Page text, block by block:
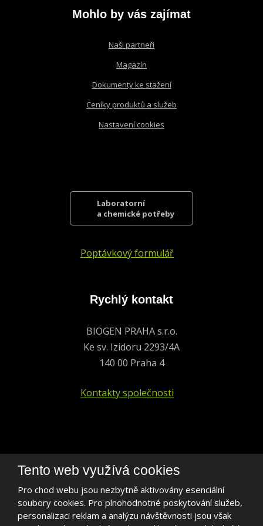
odeslat.
Mohlo by vás zajímat
Naši partneři
Magazín
Dokumenty ke stažení
Ceníky produktů a služeb
Nastavení cookies
Laboratorní
a chemické potřeby
Poptávkový formulář
Rychlý kontakt
BIOGEN PRAHA s.r.o.
Ke sv. Izidoru 2293/4A
140 00 Praha 4
Kontakty společnosti
biogen@biogen.cz
LinkedIn
Tento web využívá cookies
Pro chod webu jsou nezbytně aktivovány esenciální
soubory cookies. Pro plnohodnotné poskytování služeb,
personalizaci reklam a analýzu návštěvnosti jsou však